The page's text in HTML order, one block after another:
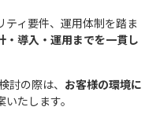
ィ要件、運用体制を踏ま
・導入・運用までを一貫し
討の際は、 お客様の環境に
いたします。